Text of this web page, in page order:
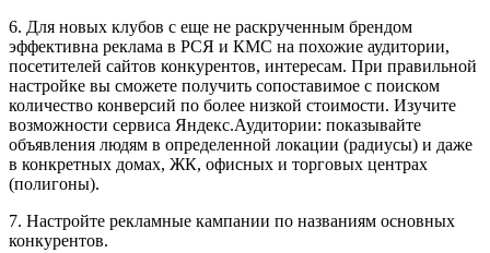
6. Для новых клубов с еще не раскрученным брендом
эффективна реклама в РСЯ и КМС на похожие аудитории,
посетителей сайтов конкурентов, интересам. При правильной
настройке вы сможете получить сопоставимое с поиском
количество конверсий по более низкой стоимости. Изучите
возможности сервиса Яндекс.Аудитории: показывайте
объявления людям в определенной локации (радиусы) и даже
в конкретных домах, ЖК, офисных и торговых центрах
(полигоны).
7. Настройте рекламные кампании по названиям основных
конкурентов.